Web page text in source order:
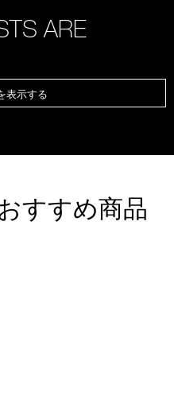
ARE
表示する
すすめ商品